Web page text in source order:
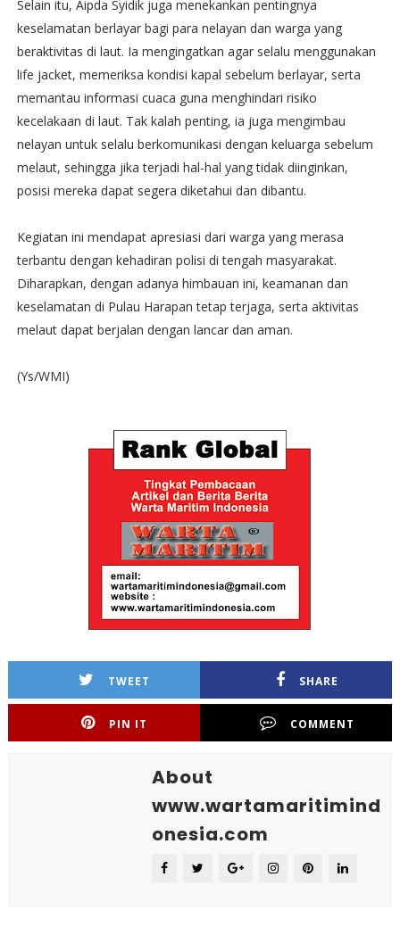
Selain itu, Aipda Syidik juga menekankan pentingnya
keselamatan berlayar bagi para nelayan dan warga yang
beraktivitas di laut. Ia mengingatkan agar selalu menggunakan
life jacket, memeriksa kondisi kapal sebelum berlayar, serta
memantau informasi cuaca guna menghindari risiko
kecelakaan di laut. Tak kalah penting, ia juga mengimbau
nelayan untuk selalu berkomunikasi dengan keluarga sebelum
melaut, sehingga jika terjadi hal-hal yang tidak diinginkan,
posisi mereka dapat segera diketahui dan dibantu.
Kegiatan ini mendapat apresiasi dari warga yang merasa
terbantu dengan kehadiran polisi di tengah masyarakat.
Diharapkan, dengan adanya himbauan ini, keamanan dan
keselamatan di Pulau Harapan tetap terjaga, serta aktivitas
melaut dapat berjalan dengan lancar dan aman.
(Ys/WMI)
TWEET SHARE
PIN IT COMMENT
About
www.wartamaritimind
onesia.com